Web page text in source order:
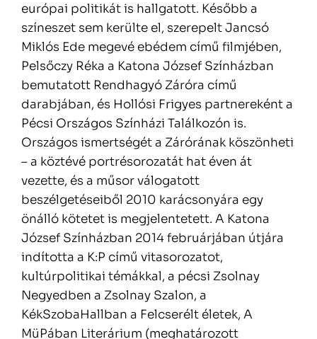
európai politikát is hallgatott. Később a
színeszet sem kerülte el, szerepelt Jancsó
Miklós Ede megevé ebédem című filmjében,
Pelsőczy Réka a Katona József Színházban
bemutatott Rendhagyó Záróra című
darabjában, és Hollósi Frigyes partnereként a
Pécsi Országos Színházi Találkozón is.
Országos ismertségét a Zárórának köszönheti
– a köztévé portrésorozatát hat éven át
vezette, és a műsor válogatott
beszélgetéseiből 2010 karácsonyára egy
önálló kötetet is megjelentetett. A Katona
József Színházban 2014 februárjában útjára
indította a K:P című vitasorozatot,
kultúrpolitikai témákkal, a pécsi Zsolnay
Negyedben a Zsolnay Szalon, a
KékSzobaHallban a Felcserélt életek, A
MüPában Literárium (meghatározott